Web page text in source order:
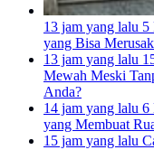
13 jam yang lalu 5
yang Bisa
13 jam yang lalu
Mewah Meski
Anda?
14 jam yang lalu 6
yang Membuat
15 jam yang lalu